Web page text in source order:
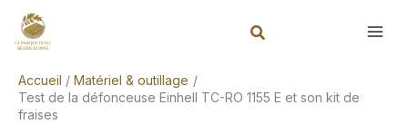
Accueil
Matériel & outillage
Test de la défonceuse Einhell TC-RO 1155 E et son kit de
fraises
Rechercher